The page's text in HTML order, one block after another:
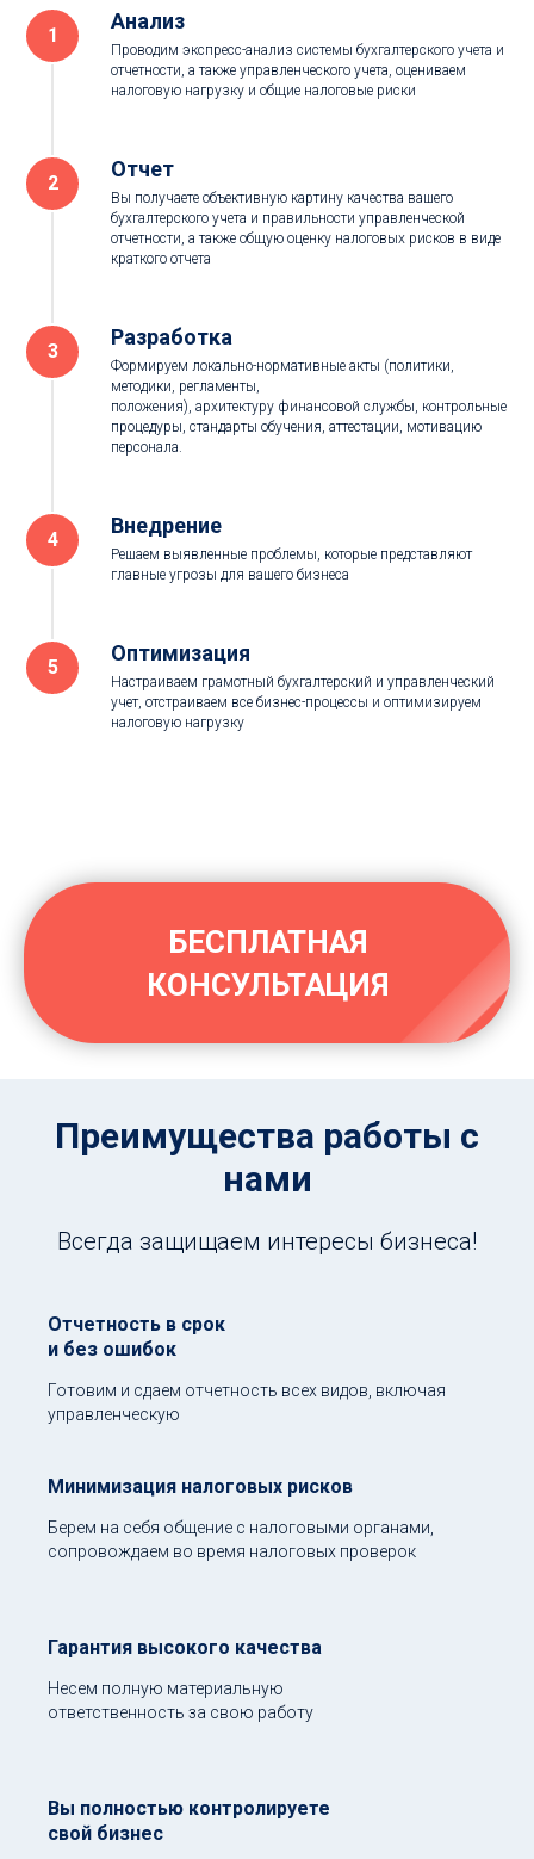
Анализ
Проводим экспресс-анализ системы бухгалтерского учета и
отчетности, а также управленческого учета, оцениваем
налоговую нагрузку и общие налоговые риски
Отчет
Вы получаете объективную картину качества вашего
бухгалтерского учета и правильности управленческой
отчетности, а также общую оценку налоговых рисков в виде
краткого отчета
Разработка
Формируем локально-нормативные акты (политики,
методики, регламенты,
положения), архитектуру финансовой службы, контрольные
процедуры, стандарты обучения, аттестации, мотивацию
персонала.
Внедрение
Решаем выявленные проблемы, которые представляют
главные угрозы для вашего бизнеса
Оптимизация
Настраиваем грамотный бухгалтерский и управленческий
учет, отстраиваем все бизнес-процессы и оптимизируем
налоговую нагрузку
БЕСПЛАТНАЯ
КОНСУЛЬТАЦИЯ
Преимущества работы с
нами
Всегда защищаем интересы бизнеса!
Отчетность в срок
и без ошибок
Готовим и сдаем отчетность всех видов, включая
управленческую
Минимизация налоговых рисков
Берем на себя общение с налоговыми органами,
сопровождаем во время налоговых проверок
Гарантия высокого качества
Несем полную материальную
ответственность за свою работу
Вы полностью контролируете
свой бизнес